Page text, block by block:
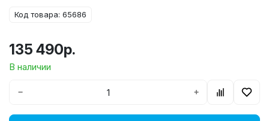
Код товара: 65686
135 490р.
В наличии
− +